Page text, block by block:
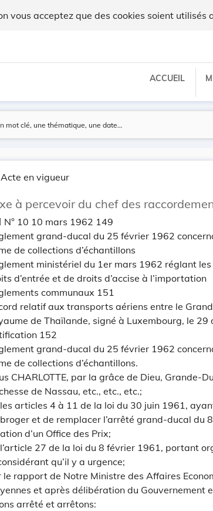
vous acceptez que des cookies soient utilisés
ACCUEIL
Acte en vigueur
à percevoir du chef des
N° 10 10 mars 1962 149
grand-ducal du 25 février 1962
de collections d’échantillons
ministériel du 1er mars 1962 réglant
d’entrée et de droits d’accise à l’importation
communaux 151
relatif aux transports aériens entre le
de Thaïlande, signé à Luxembourg, le 29
152
grand-ducal du 25 février 1962
de collections d’échantillons.
CHARLOTTE, par la grâce de Dieu, Grande-
de Nassau, etc., etc., etc.;
articles 4 à 11 de la loi du 30 juin 1961,
et de remplacer l’arrêté grand-ducal du
d’un Office des Prix;
27 de la loi du 8 février 1961, portant
qu’il y a urgence;
le rapport de Notre Ministre des Affaires
et après délibération du Gouvernement
arrêté et arrêtons: